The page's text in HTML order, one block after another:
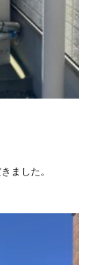
ました。